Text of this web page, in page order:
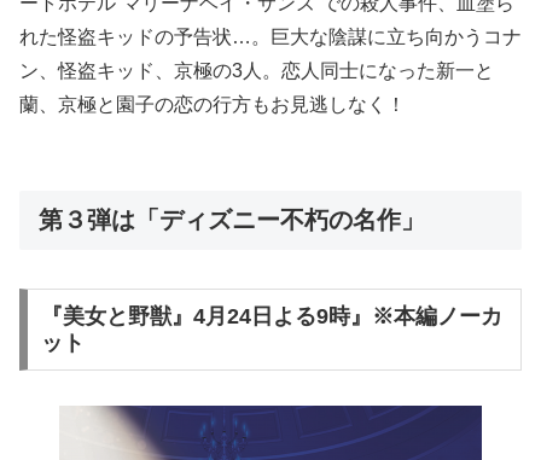
れた怪盗キッドの予告状…。巨大な陰謀に立ち向かうコナ
ン、怪盗キッド、京極の3人。恋人同士になった新一と
蘭、京極と園子の恋の行方もお見逃しなく！
第３弾は「ディズニー不朽の名作」
『美女と野獣』4月24日よる9時』※本編ノーカ
ット